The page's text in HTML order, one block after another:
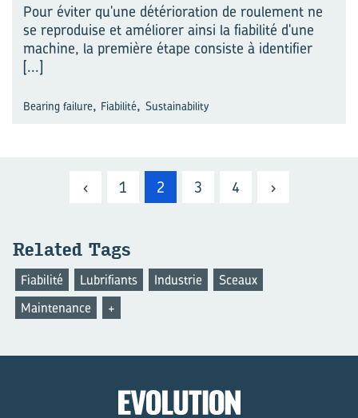
Pour éviter qu'une détérioration de roulement ne
se reproduise et améliorer ainsi la fiabilité d'une
machine, la première étape consiste à identifier
[...]
Bearing failure, Fiabilité, Sustainability
‹ 1 2 3 4 ›
Re­la­ted Tags
+
Fiabilité Lubrifiants Industrie
Sceaux
Maintenance